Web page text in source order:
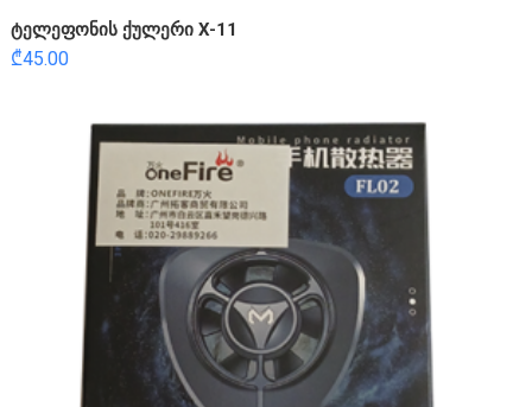
ტელეფონის ქულერი X-11
₾45.00